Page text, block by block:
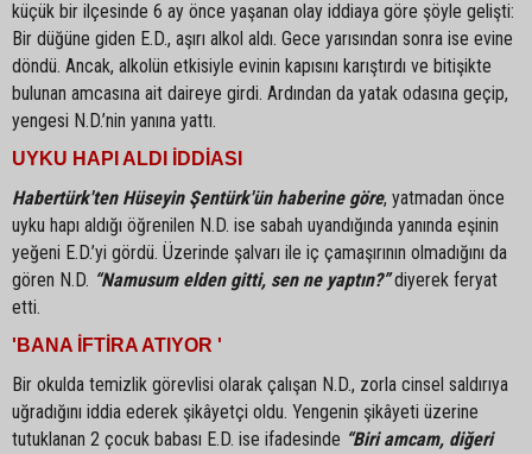
küçük bir ilçesinde 6 ay önce yaşanan olay iddiaya göre şöyle gelişti:
Bir düğüne giden E.D., aşırı alkol aldı. Gece yarısından sonra ise evine
döndü. Ancak, alkolün etkisiyle evinin kapısını karıştırdı ve bitişikte
bulunan amcasına ait daireye girdi. Ardından da yatak odasına geçip,
yengesi N.D.’nin yanına yattı.
UYKU HAPI ALDI İDDİASI
Habertürk'ten Hüseyin Şentürk'ün haberine göre, yatmadan önce
uyku hapı aldığı öğrenilen N.D. ise sabah uyandığında yanında eşinin
yeğeni E.D.’yi gördü. Üzerinde şalvarı ile iç çamaşırının olmadığını da
gören N.D. “Namusum elden gitti, sen ne yaptın?”diyerek feryat
etti.
'BANA İFTİRA ATIYOR '
Bir okulda temizlik görevlisi olarak çalışan N.D., zorla cinsel saldırıya
uğradığını iddia ederek şikâyetçi oldu. Yengenin şikâyeti üzerine
tutuklanan 2 çocuk babası E.D. ise ifadesinde “Biri amcam, diğeri